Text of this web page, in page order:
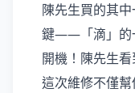
陳先生買的其
鍵——「滴」的
開機！陳先生
這次維修不僅